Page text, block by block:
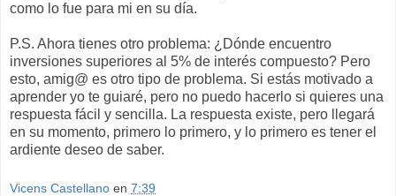
como lo fue para mi en su día.
P.S. Ahora tienes otro problema: ¿Dónde encuentro
inversiones superiores al 5% de interés compuesto? Pero
esto, amig@ es otro tipo de problema. Si estás motivado a
aprender yo te guiaré, pero no puedo hacerlo si quieres una
respuesta fácil y sencilla. La respuesta existe, pero llegará
en su momento, primero lo primero, y lo primero es tener el
ardiente deseo de saber.
Vicens Castellano en 7:39